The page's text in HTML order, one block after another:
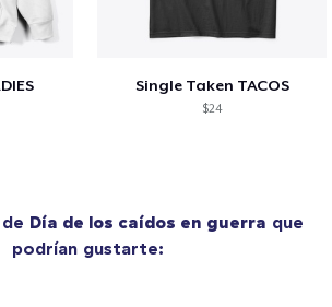
Single Taken TACOS
$24
Día de los caídos en guerra que
podrían gustarte: